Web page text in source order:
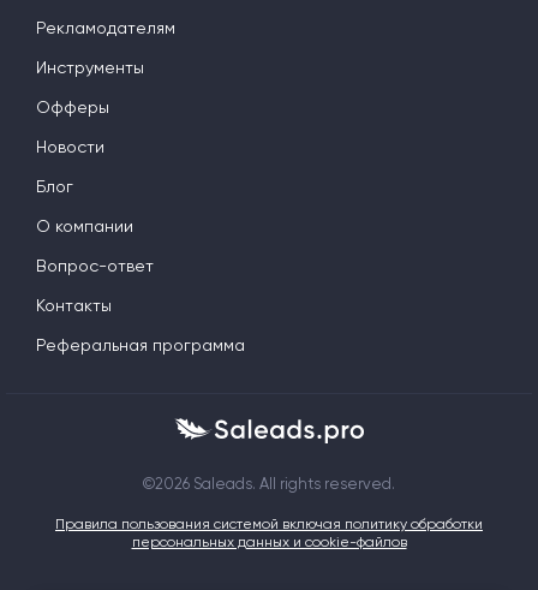
©2026 Saleads. All rights reserved.
Правила пользования системой включая политику обработки
персональных данных и cookie-файлов
Рекламодателям
Инструменты
Офферы
Новости
Блог
О компании
Вопрос-ответ
Контакты
Реферальная программа